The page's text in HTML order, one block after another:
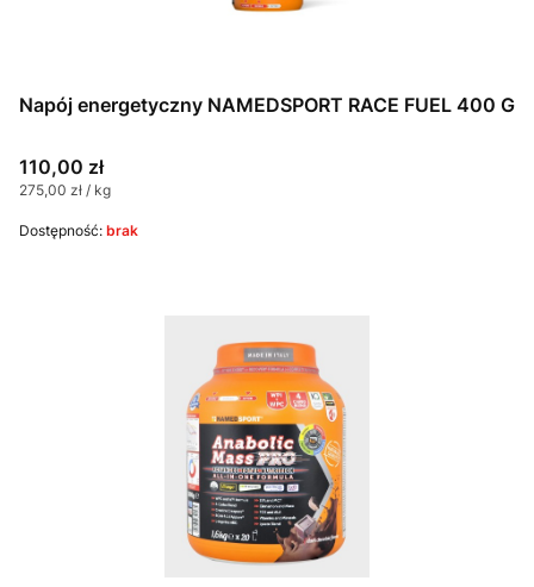
Napój energetyczny NAMEDSPORT RACE FUEL 400 G
Cena
110,00 zł
Cena jednostkowa
275,00 zł / kg
Dostępność: brak